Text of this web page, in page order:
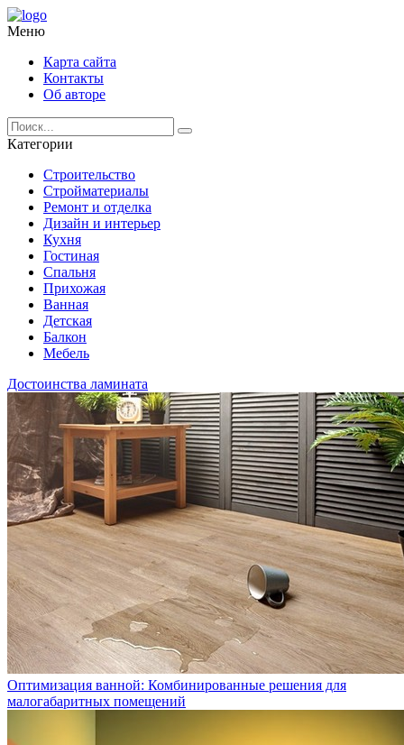
Меню
Карта сайта
Контакты
Об авторе
Категории
Строительство
Стройматериалы
Ремонт и отделка
Дизайн и интерьер
Кухня
Гостиная
Спальня
Прихожая
Ванная
Детская
Балкон
Мебель
Достоинства ламината
Оптимизация ванной: Комбинированные решения для
малогабаритных помещений